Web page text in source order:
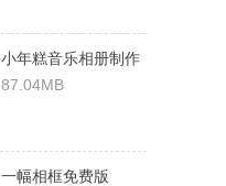
小年糕音乐相册制作
免费版 v1.24.2安卓
87.04MB
一幅相框免费版